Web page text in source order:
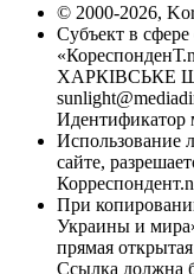
© 2000-2026,
Субъект в
ХАРКІВСЬКЕ
Идентификатор
Использование
сайте,
При
Украины и
прямая
Ссылка должна